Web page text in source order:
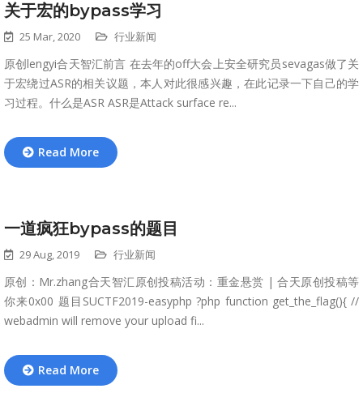
关于宏的bypass学习
25 Mar, 2020 行业新闻
原创lengyi合天智汇前言 在去年的off大会上安全研究员sevagas做了关
于宏绕过ASR的相关议题，本人对此很感兴趣，在此记录一下自己的学
习过程。什么是ASR ASR是Attack surface re...
Read More
一道疯狂bypass的题目
29 Aug, 2019 行业新闻
原创：Mr.zhang合天智汇原创投稿活动：重金悬赏 | 合天原创投稿等
你来0x00 题目SUCTF2019-easyphp ?php function get_the_flag(){ //
webadmin will remove your upload fi...
Read More